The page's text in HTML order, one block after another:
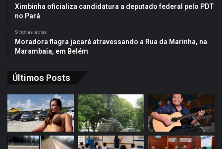
Ximbinha oficializa candidatura a deputado federal pelo PDT
no Pará
9 horas atrás
Moradora flagra jacaré atravessando a Rua da Marinha, na
Marambaia, em Belém
Últimos Posts